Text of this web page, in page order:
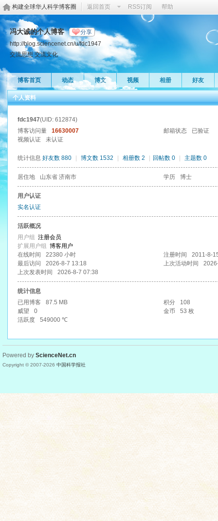
构建全球华人科学博客圈 返回首页 RSS订阅 帮助
冯大诚的个人博客 分享
http://blog.sciencenet.cn/u/fdc1947
交流思想 交流文化
博客首页 动态 博文 视频 相册 好友
个人资料
fdc1947(UID: 612874)
博客访问量
16630007 邮箱状态
已验证
视频认证
未认证
统计信息 好友数 880 博文数 1532 相册数 2 回帖数 0 主题数 0
居住地 山东省 济南市 学历 博士
用户认证
实名认证
活跃概况
用户组 注册会员
扩展用户组 博客用户
在线时间
22380 小时 注册时间
2011-8-
最后访问
2026-8-7 13:18 上次活动时间
上次发表时间
2026-8-7 07:38
统计信息
已用博客
87.5 MB 积分
108
威望
0 金币
53 枚
活跃度
549000 ℃
Powered by ScienceNet.cn
Copyright © 2007-2026 中国科学报社